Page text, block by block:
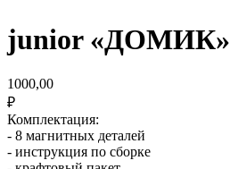
junior «ДОМИК»
1000,00
₽
Комплектация:
- 8 магнитных деталей
- инструкция по сборке